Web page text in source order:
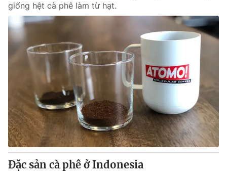
giống hệt cà phê làm từ hạt.
Đặc sản cà phê ở Indonesia